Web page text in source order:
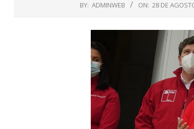
BY: ADMINWEB ON: 28 DE